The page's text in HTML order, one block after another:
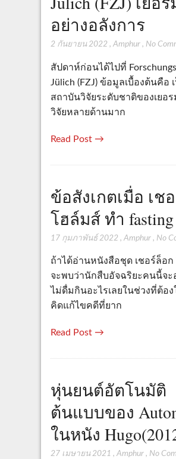
อย่างอลังการ
2 กันยายน 2022 , Amphur, No
สัปดาห์ก่อนได้ไปที่
Jülich (FZJ) ข้อมูลเบื้องต้นคือ
สถาบันวิจัยระดับชาติของเยอ
วิจัยหลายด้านมาก
Read Post →
ข้อสังเกตเมื่อ เช
โฮล์มส์ ทำ fasting
17 กุมภาพันธ์ 2022 , Amphur, No
ถ้าได้อ่านหนังสือชุด เชอร์ล็อ
จะพบว่านักสืบอัจฉริยะคนนี้จะ
ไม่ดื่มกินอะไรเลยในช่วงที่ต้อ
คิดแก้ไขคดีที่ยาก
Read Post →
หุ่นยนต์อัตโนมัติ
ต้นแบบของ
ในหนัง
27 เมษายน 2021 , Amphur, No